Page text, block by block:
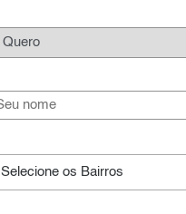
Selecione os Bairros